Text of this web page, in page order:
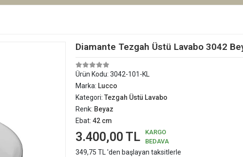
Diamante Tezgah Üstü Lavabo 3042
Ürün Kodu: 3042-101-KL
Marka: Lucco
Kategori: Tezgah Üstü Lavabo
Renk: Beyaz
Ebat: 42 cm
3.400,00 TL
KARGO
BEDAVA
349,75 TL 'den başlayan taksitlerle